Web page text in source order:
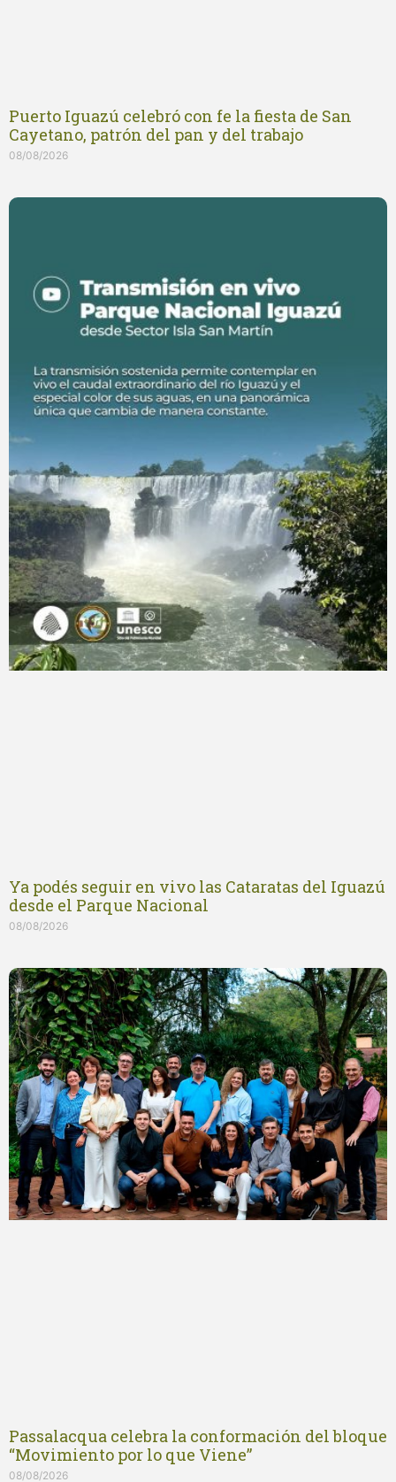
Puerto Iguazú celebró con fe la fiesta de San
Cayetano, patrón del pan y del trabajo
08/08/2026
Ya podés seguir en vivo las Cataratas del Iguazú
desde el Parque Nacional
08/08/2026
Passalacqua celebra la conformación del bloque
“Movimiento por lo que Viene”
08/08/2026